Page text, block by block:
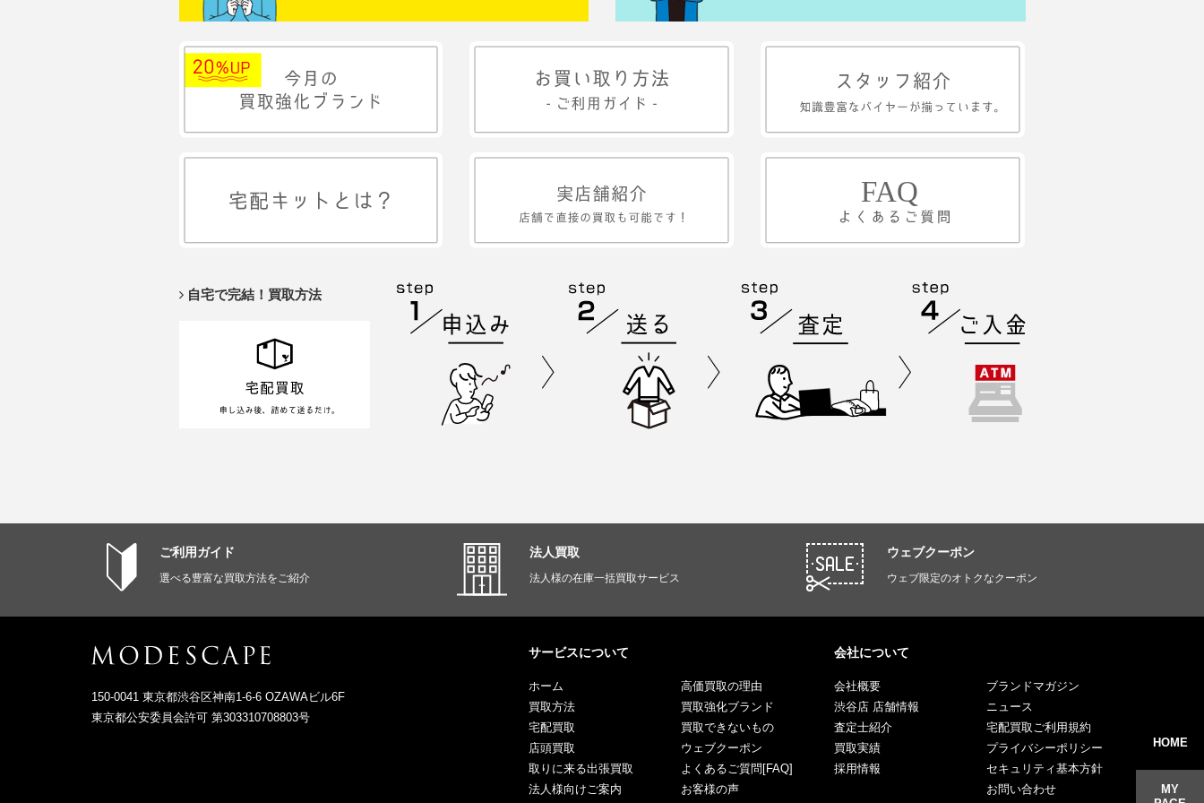
自宅で完結！買取方法
ご利用ガイド
選べる豊富な買取方法をご紹介
法人買取
法人様の在庫一括買取サービス
ウェブクーポン
ウェブ限定のオトクなクーポン
150-0041 東京都渋谷区神南1-6-6 OZAWAビル6F
東京都公安委員会許可 第303310708803号
サービスについて
ホーム
買取方法
宅配買取
店頭買取
取りに来る出張買取
法人様向けご案内
高価買取の理由
買取強化ブランド
買取できないもの
ウェブクーポン
よくあるご質問[FAQ]
お客様の声
会社について
会社概要
渋谷店 店舗情報
査定士紹介
買取実績
採用情報
ブランドマガジン
ニュース
宅配買取ご利用規約
プライバシーポリシー
セキュリティ基本方針
お問い合わせ
HOME
MY